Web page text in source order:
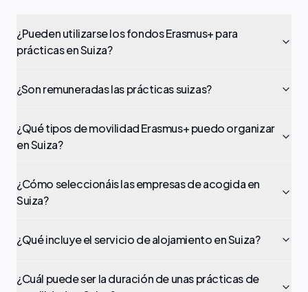
¿Pueden utilizarse los fondos Erasmus+ para
prácticas en Suiza?
¿Son remuneradas las prácticas suizas?
¿Qué tipos de movilidad Erasmus+ puedo organizar
en Suiza?
¿Cómo seleccionáis las empresas de acogida en
Suiza?
¿Qué incluye el servicio de alojamiento en Suiza?
¿Cuál puede ser la duración de unas prácticas de